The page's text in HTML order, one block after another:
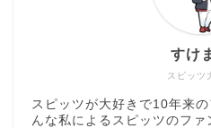
スピッツ
すけ
スピッツが大好きで10年来
んな私によるスピッツのフ